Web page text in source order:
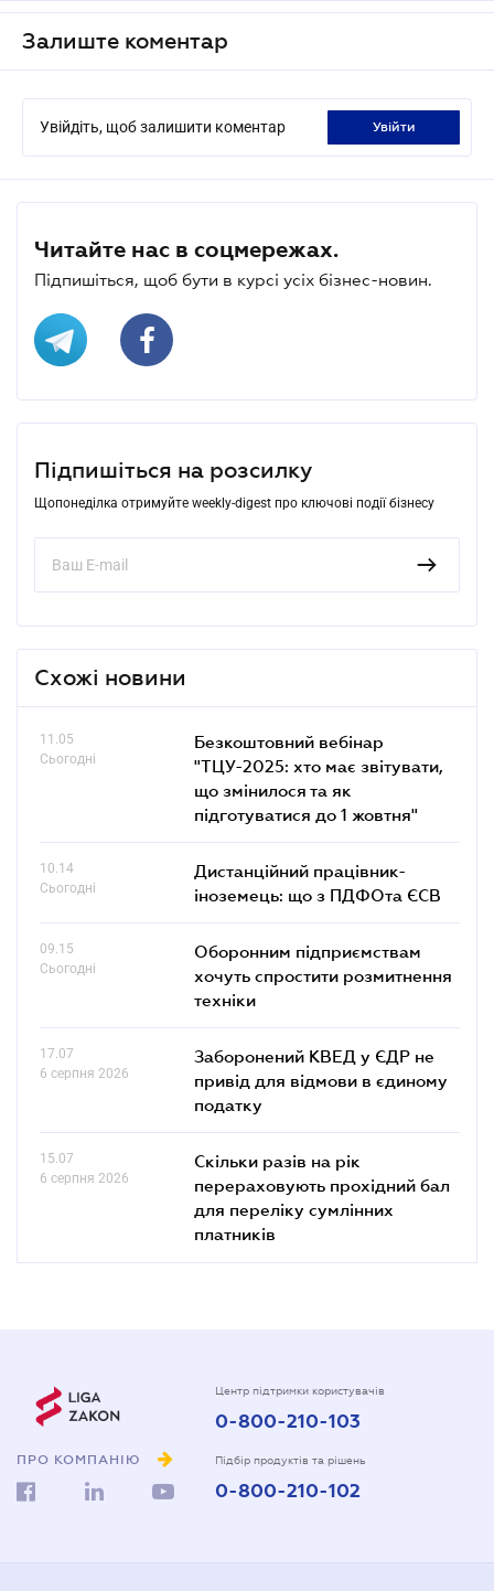
Залиште коментар
Увійдіть, щоб залишити коментар увійти
Читайте нас в соцмережах.
Підпишіться, щоб бути в курсі усіх бізнес-новин.
Підпишіться на розсилку
Щопонеділка отримуйте weekly-digest про ключові події бізнесу
Схожі новини
11.05
Сьогодні
Безкоштовний вебінар
"ТЦУ-2025: хто має звітувати,
що змінилося та як
підготуватися до 1 жовтня"
10.14
Сьогодні
Дистанційний працівник-
іноземець: що з ПДФОта ЄСВ
09.15
Сьогодні
Оборонним підприємствам
хочуть спростити розмитнення
техніки
17.07
6 серпня 2026
Заборонений КВЕД у ЄДР не
привід для відмови в єдиному
податку
15.07
6 серпня 2026
Скільки разів на рік
перераховують прохідний бал
для переліку сумлінних
платників
ПРО КОМПАНІЮ
Центр підтримки користувачів
0-800-210-103
Підбір продуктів та рішень
0-800-210-102